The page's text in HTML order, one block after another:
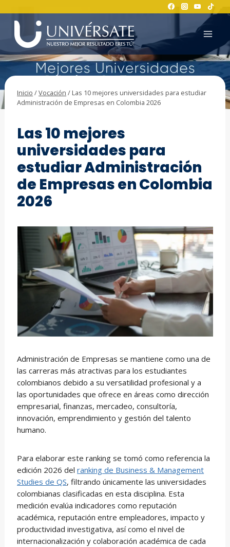
contenido
Inicio /Vocación / Las 10 mejores universidades para estudiar
Administración de Empresas en Colombia 2026
Las 10 mejores
universidades para
estudiar Administración
de Empresas en Colombia
2026
Administración de Empresas se mantiene como una de
las carreras más atractivas para los estudiantes
colombianos debido a su versatilidad profesional y a
las oportunidades que ofrece en áreas como dirección
empresarial, finanzas, mercadeo, consultoría,
innovación, emprendimiento y gestión del talento
humano.
Para elaborar este ranking se tomó como referencia la
edición 2026 delranking de Business & Management
Studies de QS, filtrando únicamente las universidades
colombianas clasificadas en esta disciplina. Esta
medición evalúa indicadores como reputación
académica, reputación entre empleadores, impacto y
productividad investigativa, así como el nivel de
internacionalización y colaboración académica de cada